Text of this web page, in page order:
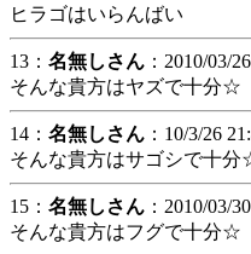
ヒラゴはいらんばい
13： 名無しさん ：2010/03/
そんな貴方はヤズで十分☆
14： 名無しさん ：10/3/26
そんな貴方はサゴシで十
15： 名無しさん ：2010/03/
そんな貴方はフグで十分☆